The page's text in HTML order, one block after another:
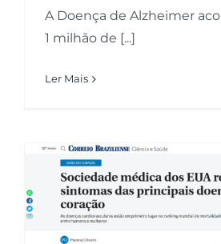
Bem-estar
A Doença de Alzheimer
1 milhão de [...]
Ler Mais
Correio Braziliense –
médica dos EUA
das principais